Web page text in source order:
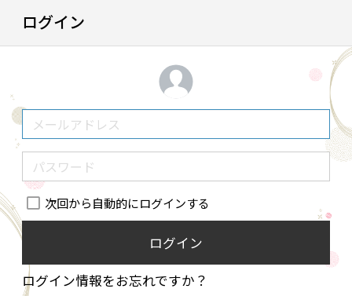
ログイン
次回から自動的にログインする
ログイン
ログイン情報をお忘れですか？